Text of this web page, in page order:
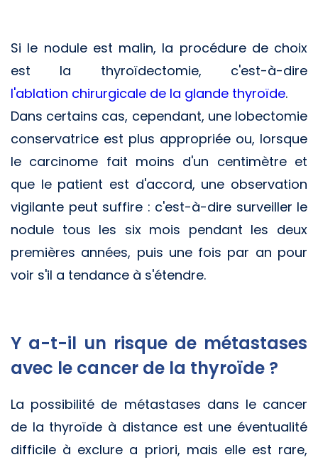
Si le nodule est malin, la procédure de choix
est la thyroïdectomie, c'est-à-dire
l'ablation chirurgicale de la glande thyroïde.
Dans certains cas, cependant, une lobectomie
conservatrice est plus appropriée ou, lorsque
le carcinome fait moins d'un centimètre et
que le patient est d'accord, une observation
vigilante peut suffire : c'est-à-dire surveiller le
nodule tous les six mois pendant les deux
premières années, puis une fois par an pour
voir s'il a tendance à s'étendre.
Y a-t-il un risque de métastases
avec le cancer de la thyroïde ?
La possibilité de métastases dans le cancer
de la thyroïde à distance est une éventualité
difficile à exclure a priori, mais elle est rare,